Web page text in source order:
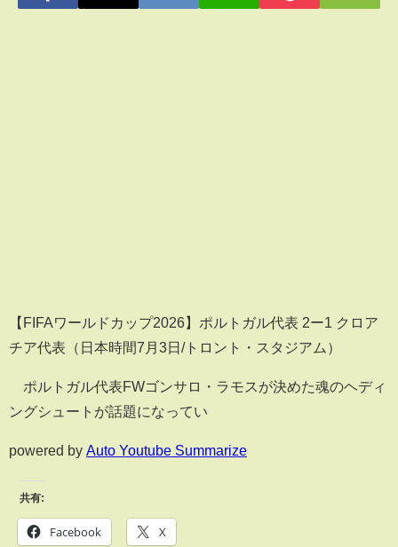
【FIFAワールドカップ2026】ポルトガル代表 2ー1 クロア
チア代表（日本時間7月3日/トロント・スタジアム）
ポルトガル代表FWゴンサロ・ラモスが決めた魂のヘディ
ングシュートが話題になってい
powered by Auto Youtube Summarize
共有:
Facebook X